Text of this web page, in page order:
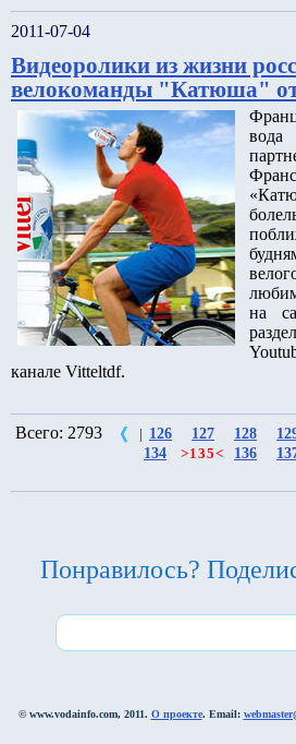
2011-07-04
Видеоролики из жизни
велокоманды "Катюша"
на
канале Vitteltdf.
Всего: 2793 126 127 128
134
>135< 136
Понравилось?
© www.vodainfo.com, 2011. О проекте. Email: